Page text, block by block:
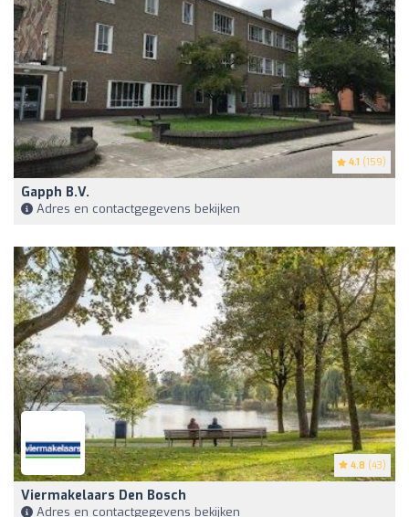
4.1 (159)
Gapph B.V.
Adres en contactgegevens bekijken
4.8 (43)
Viermakelaars Den Bosch
Adres en contactgegevens bekijken